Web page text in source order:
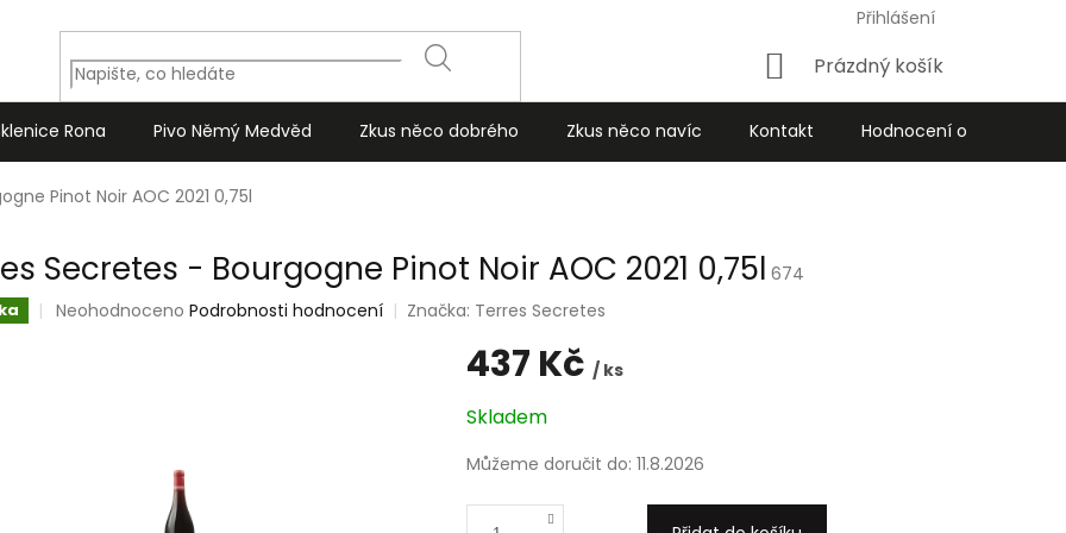
Přihlášení
HLEDAT
Nákupní
Prázdný košík
Rona Pivo Němý Medvěd Zkus něco dobrého Zkus něco navíc Kontakt Hodnocení obchodu
Pinot Noir AOC 2021 0,75l
Secretes - Bourgogne Pinot Noir AOC 2021 0,75l 674
Průměrné
Neohodnoceno Podrobnosti hodnocení Značka: Terres Secretes
437 Kč / ks
Měrná
cena:
Skladem
Můžeme doručit do: 11.8.2026